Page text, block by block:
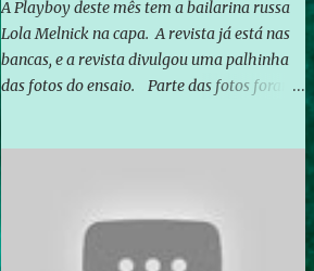
A Playboy deste mês tem a bailarina russa
Lola Melnick na capa. A revista já está nas
bancas, e a revista divulgou uma palhinha
das fotos do ensaio. Parte das fotos foram
divulga capa e primeiras fotos de Lola
Melnick - @aredacao